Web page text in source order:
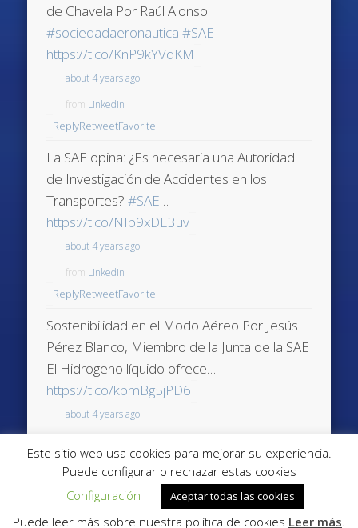
de Chavela Por Raúl Alonso
#sociedadaeronautica #SAE
https://t.co/KnP9kYVqKM
about 4 years ago
from LinkedIn
ReplyRetweetFavorite
La SAE opina: ¿Es necesaria una Autoridad
de Investigación de Accidentes en los
Transportes?#SAE…
https://t.co/NIp9xDE3uv
about 4 years ago
from LinkedIn
ReplyRetweetFavorite
Sostenibilidad en el Modo Aéreo Por Jesús
Pérez Blanco, Miembro de la Junta de la SAE
El Hidrogeno líquido ofrece…
https://t.co/kbmBg5jPD6
about 4 years ago
Reply RetweetFavorite
© 2026 Sociedad Aeronáutica Española
Este sitio web usa cookies para mejorar su experiencia.
Puede configurar o rechazar estas cookies
Configuración
Aceptar todas las cookies
Puede leer más sobre nuestra política de cookies Leer más.